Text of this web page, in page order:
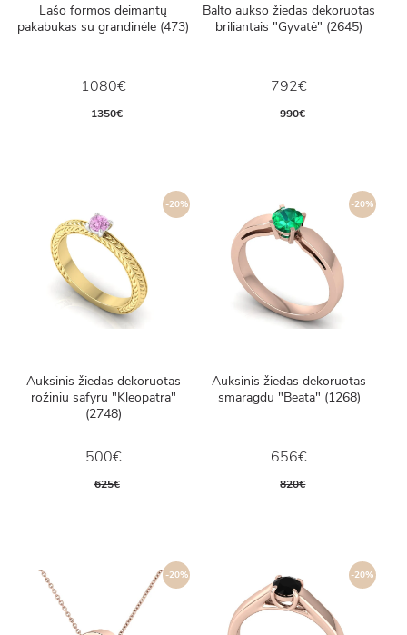
Lašo formos deimantų
pakabukas su grandinėle (473)
1080€
1350€
Balto aukso žiedas dekoruotas
briliantais "Gyvatė" (2645)
792€
990€
-20%
Auksinis žiedas dekoruotas
rožiniu safyru "Kleopatra"
(2748)
500€
625€
-20%
Auksinis žiedas dekoruotas
smaragdu "Beata" (1268)
656€
820€
-20% -20%